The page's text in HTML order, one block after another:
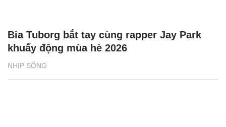
NHỊP SỐNG
Bia Tuborg bắt tay cùng rapper Jay Park
khuấy động mùa hè 2026